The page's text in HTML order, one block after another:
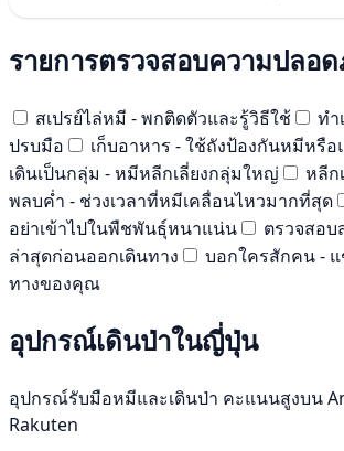
รายการตรวจสอบความปลอ
สเปรย์ไล่หมี - พกติดตัวและรู้วิธีใช้
ทำ
ปรบมือ
เก็บอาหาร - ใช้ถังป้องกันหมีหรื
เดินเป็นกลุ่ม - หมีหลีกเลี่ยงกลุ่มใหญ่
หลีก
พลบค่ำ - ช่วงเวลาที่หมีเคลื่อนไหวมากที่สุด
อย่าเข้าไปในพืชพันธุ์หนาแน่น
ตรวจสอ
ล่าสุดก่อนออกเดินทาง
บอกใครสักคน -
ทางของคุณ
อุปกรณ์เดินป่าในญี่ปุ่น
อุปกรณ์รับมือหมีและเดินป่า คะแนนสูงบน
Rakuten